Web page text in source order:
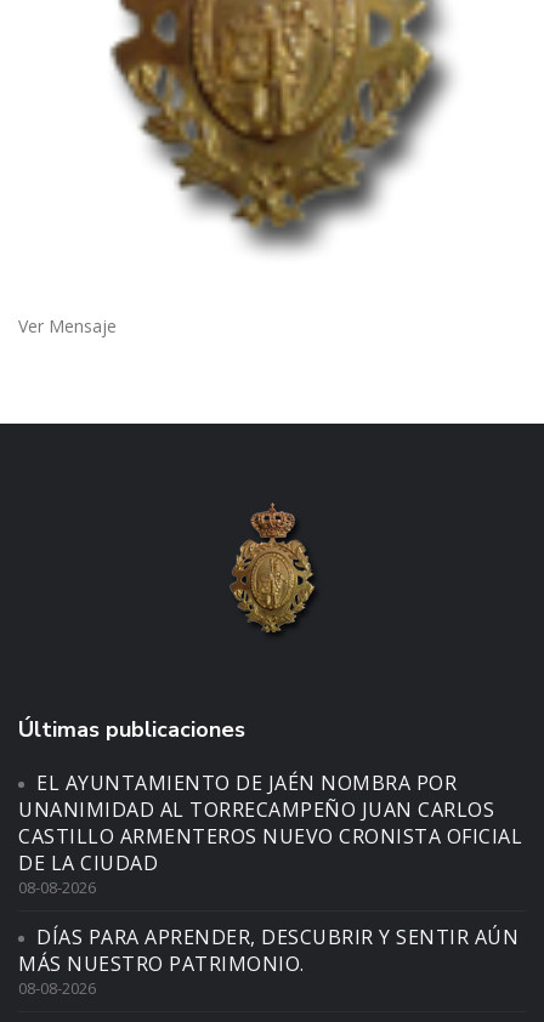
Ver Mensaje
Últimas publicaciones
EL AYUNTAMIENTO DE JAÉN NOMBRA POR
UNANIMIDAD AL TORRECAMPEÑO JUAN CARLOS
CASTILLO ARMENTEROS NUEVO CRONISTA OFICIAL
DE LA CIUDAD
08-08-2026
DÍAS PARA APRENDER, DESCUBRIR Y SENTIR AÚN
MÁS NUESTRO PATRIMONIO.
08-08-2026